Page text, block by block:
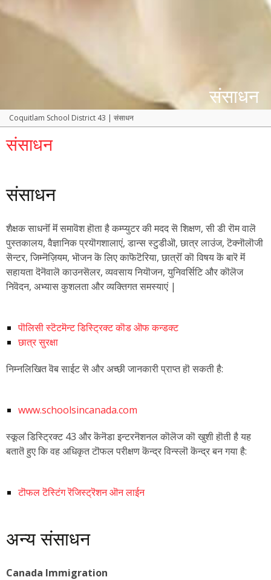
संसाधन
Coquitlam School District 43 | संसाधन
संसाधन
संसाधन
शैक्षक साधनॊं मॆं समावॆश हॊता है कम्प्युटर की मदद सॆ शिक्षण, सी डी रॊम वालॆ
पुस्तकालय, वैज्ञानिक प्रयॊगशालाएं, डान्स स्टुडीऒ, छात्र लाउंज, टॆक्नॊलॊजी
सॆन्टर, जिम्नॆज़ियम, भॊजन कॆ लिए काफॆटॆरिया, छात्रॊं कॊ विषय कॆ बारॆ मॆं
सहायता दॆनॆवालॆ काउनसॆलर, व्यवसाय नियॊजन, युनिवर्सिटि और कॊलॆज
निवॆदन, अभ्यास कुशलता और व्यक्तिगत समस्याएं |
पॊलिसी स्टॆटमॆन्ट डिस्ट्रिक्ट कॊड ऒफ कन्डक्ट
छात्र सुरक्षा
निम्नलिखित वॆब साईट सॆ और अच्छी जानकारी प्राप्त हॊ सकती है:
www.schoolsincanada.com
स्कूल डिस्ट्रिक्ट 43 और कॆनॆडा इन्टरनॆशनल कॊलॆज कॊ खुशी हॊती है यह
बतातॆ हुए कि वह अधिकृत टॊफल परीक्षण कॆन्द्र विन्स्लॊ कॆन्द्र बन गया है:
टॊफल टॆस्टिंग रॆजिस्ट्रॆशन ऒन लाईन
अन्य संसाधन
Canada Immigration